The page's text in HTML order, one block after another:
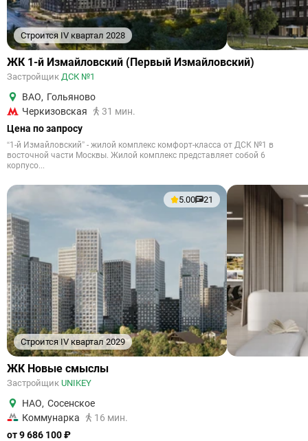
Строится IV квартал 2028
ЖК 1-й Измайловский (Первый Измайловский)
Застройщик ДСК №1
ВАО, Гольяново
Черкизовская
31 мин.
Цена по запросу
“1-й Измайловский” - жилой комплекс комфорт-класса от ДСК №1 в
восточной части Москвы. Жилой комплекс представляет собой 6
корпусо...
Строится IV квартал 2029
5.00 21
ЖК Новые смыслы
Застройщик UNIKEY
НАО, Сосенское
Коммунарка
16 мин.
от 9 686 100 ₽